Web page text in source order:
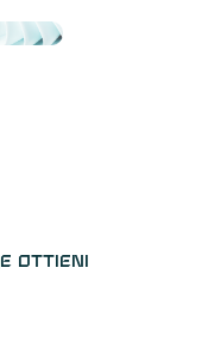
e ottieni